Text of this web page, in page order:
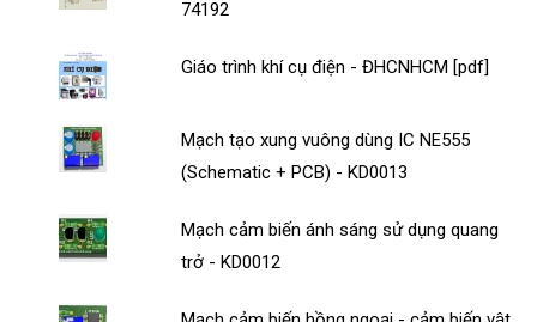
74192
Giáo trình khí cụ điện - ĐHCNHCM [pdf]
Mạch tạo xung vuông dùng IC NE555
(Schematic + PCB) - KD0013
Mạch cảm biến ánh sáng sử dụng quang
trở - KD0012